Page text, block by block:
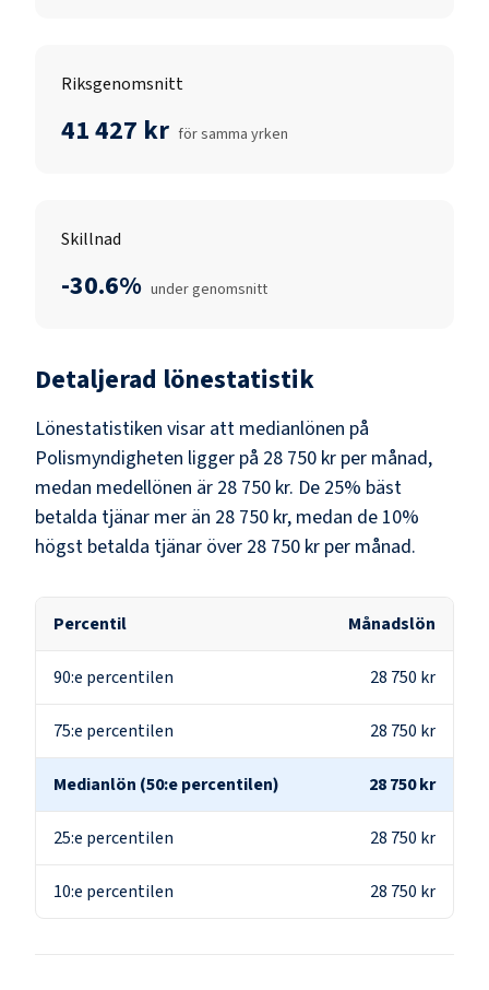
Riksgenomsnitt
41 427 kr för samma yrken
Skillnad
-30.6% under genomsnitt
Detaljerad lönestatistik
Lönestatistiken visar att medianlönen på
Polismyndigheten ligger på 28 750 kr per månad,
medan medellönen är 28 750 kr. De 25% bäst
betalda tjänar mer än 28 750 kr, medan de 10%
högst betalda tjänar över 28 750 kr per månad.
Percentil Månadslön
90:e percentilen 28 750 kr
75:e percentilen 28 750 kr
Medianlön (50:e percentilen) 28 750 kr
25:e percentilen 28 750 kr
10:e percentilen 28 750 kr